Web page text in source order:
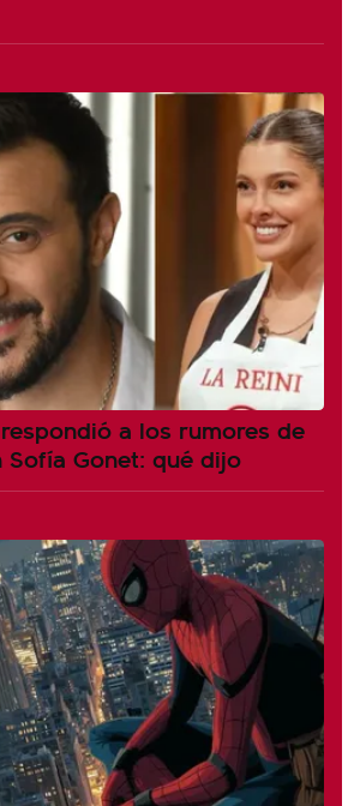
a los rumores de
Sofía Gonet: qué dijo